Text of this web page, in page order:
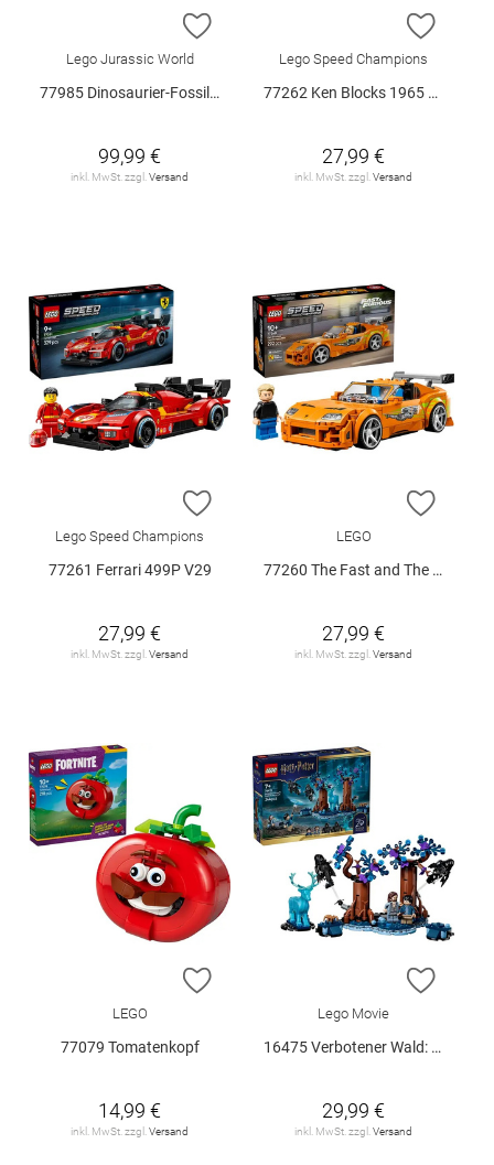
ZUR WUNSCHLISTE HINZUFÜGEN
Lego Jurassic World
77985 Dinosaurier-Fossilien: Trice.. V29
99,99 €
inkl. MwSt. zzgl. Versand
ZUR
Lego Speed Champions
77262 Ken Blocks 1965 Ford Mustang.. V29
27,99 €
inkl. MwSt. zzgl. Versand
ZUR WUNSCHLISTE HINZUFÜGEN
Lego Speed Champions
77261 Ferrari 499P V29
27,99 €
inkl. MwSt. zzgl. Versand
ZUR
LEGO
77260 The Fast and The Furious Toyota Su
27,99 €
inkl. MwSt. zzgl. Versand
ZUR WUNSCHLISTE HINZUFÜGEN
LEGO
77079 Tomatenkopf
14,99 €
inkl. MwSt. zzgl. Versand
ZUR
Lego Movie
16475 Verbotener Wald: Expecto Patronum
29,99 €
inkl. MwSt. zzgl. Versand